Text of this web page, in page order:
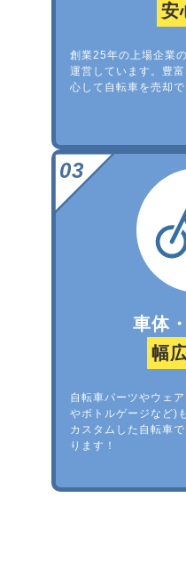
安
創業25年の上場企業
運営しています。豊
心して自転車を売却で
車体
幅
自転車パーツやウェ
やボトルゲージなど)
カスタムした自転車
ります！